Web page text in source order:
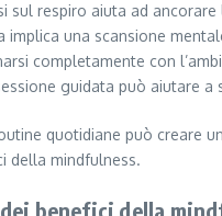
sul respiro aiuta ad
implica una scansione
completamente con
guidata può aiutare
quotidiane può creare
della mindfulness.
benefici della